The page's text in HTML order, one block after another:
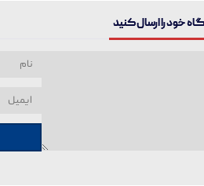
خود را ارسال کنید